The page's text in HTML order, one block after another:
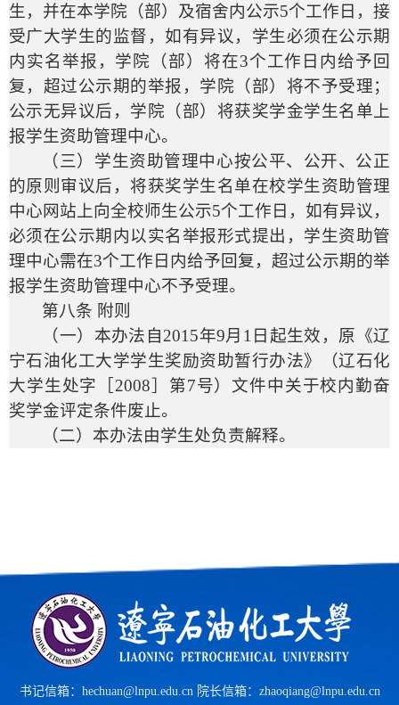
生，并在本学院（部）及宿舍内公示5个工作日，接
受广大学生的监督，如有异议，学生必须在公示期
内实名举报，学院（部）将在3个工作日内给予回
复，超过公示期的举报，学院（部）将不予受理；
公示无异议后，学院（部）将获奖学金学生名单上
报学生资助管理中心。
（三）学生资助管理中心按公平、公开、公正
的原则审议后，将获奖学生名单在校学生资助管理
中心网站上向全校师生公示5个工作日，如有异议，
必须在公示期内以实名举报形式提出，学生资助管
理中心需在3个工作日内给予回复，超过公示期的举
报学生资助管理中心不予受理。
第八条 附则
（一）本办法自2015年9月 1 日起生效，原《辽
宁石油化工大学学生奖励资助暂行办法》（辽石化
大学生处字［ 2008 ］第7号）文件中关于校内勤奋
奖学金评定条件废止。
（二）本办法由学生处负责解释。
书记信箱：hechuan@lnpu.edu.cn 院长信箱：zhaoqiang@lnpu.edu.cn